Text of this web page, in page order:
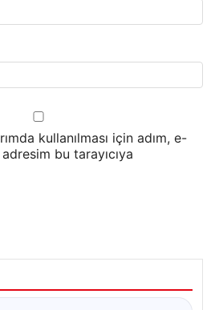
kullanılması için adım, e-
bu tarayıcıya